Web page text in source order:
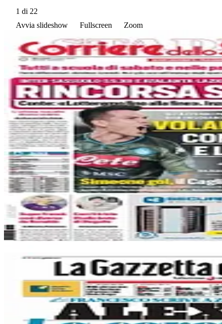
1 di 22
Avvia slideshow
Fullscreen Zoom